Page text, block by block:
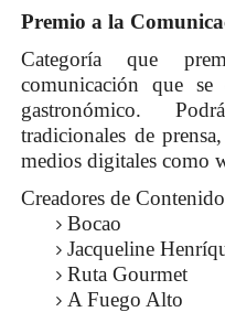
Premio a la
Categoría que
comunicación que
gastronómico.
tradicionales de
medios digitales como
Creadores de
Bocao
Jacqueline
Ruta Gourmet
A Fuego Alto